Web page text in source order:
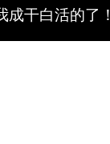
成干白活的了！